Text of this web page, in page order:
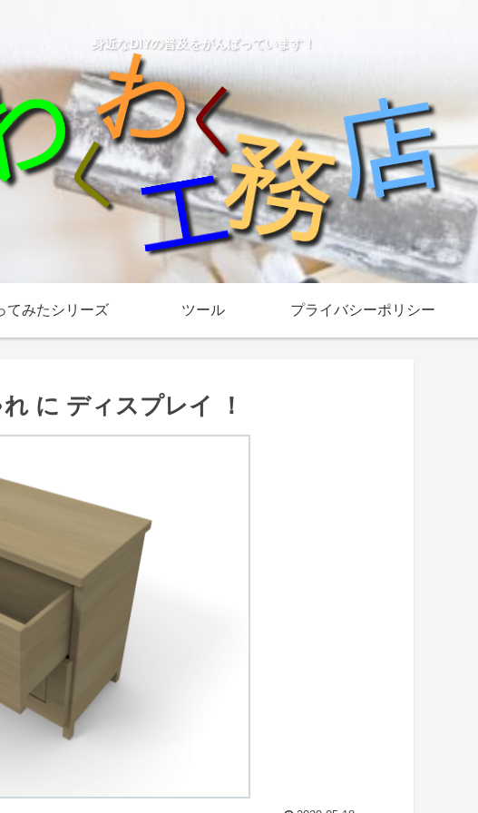
身近なDIYの普及をがんばっています！
てみたシリーズ ツール プライバシーポリシー
に ディスプレイ ！